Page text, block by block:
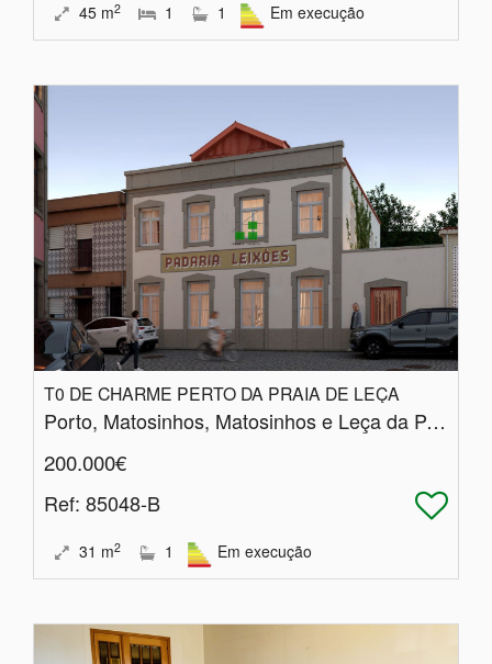
45 m2 1 1 Em execução
T0 DE CHARME PERTO DA PRAIA DE LEÇA
Porto, Matosinhos, Matosinhos e Leça da Palmeira
200.000€
Ref: 85048-B
31 m2 1 Em execução